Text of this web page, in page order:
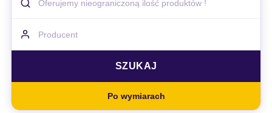
Po wymiarach